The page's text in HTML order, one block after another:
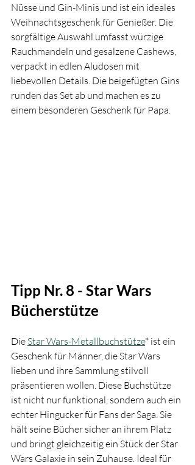
Nüsse und Gin-Minis und ist ein ideales
Weihnachtsgeschenk für Genießer. Die
sorgfältige Auswahl umfasst würzige
Rauchmandeln und gesalzene Cashews,
verpackt in edlen Aludosen mit
liebevollen Details. Die beigefügten Gins
runden das Set ab und machen es zu
einem besonderen Geschenk für Papa.
Tipp Nr. 8 - Star Wars
Bücherstütze
Die Star Wars-Metallbuchstütze* ist ein
Geschenk für Männer, die Star Wars
lieben und ihre Sammlung stilvoll
präsentieren wollen. Diese Buchstütze
ist nicht nur funktional, sondern auch ein
echter Hingucker für Fans der Saga. Sie
hält seine Bücher sicher an ihrem Platz
und bringt gleichzeitig ein Stück der Star
Wars Galaxie in sein Zuhause. Ideal für